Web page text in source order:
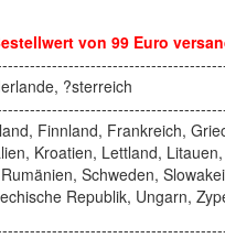
von 99 Euro
?sterreich
Finnland, Frankreich,
Kroatien, Lettland, Litauen,
Schweden,
Republik, Ungarn,